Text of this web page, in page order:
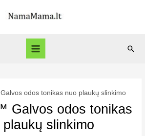
Main
odos tonikas nuo plaukų slinkimo
Galvos odos tonikas
plaukų slinkimo